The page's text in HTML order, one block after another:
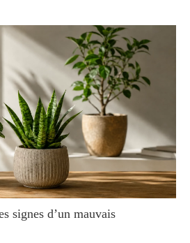
signes d’un mauvais